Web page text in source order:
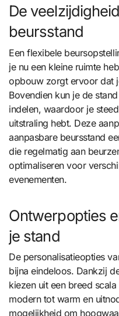
De
beursstand
Een flexibele
je nu een kleine ruimte
opbouw zorgt ervoor dat
Bovendien kun je de
indelen, waardoor je
uitstraling hebt. Deze
aanpasbare beursstand
die regelmatig aan
optimaliseren voor
evenementen.
Ontwerpopties
je stand
De personalisatieopties
bijna eindeloos. Dankzij
kiezen uit een breed
modern tot warm en
mogelijkheid om